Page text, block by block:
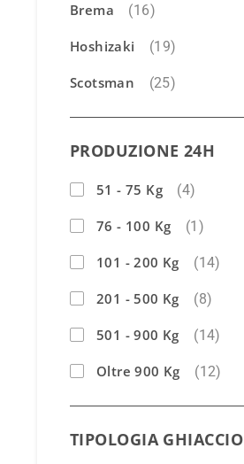
Brema (16)
Hoshizaki (19)
Scotsman (25)
PRODUZIONE 24H
51 - 75 Kg (4)
76 - 100 Kg (1)
101 - 200 Kg (14)
201 - 500 Kg (8)
501 - 900 Kg (14)
Oltre 900 Kg (12)
TIPOLOGIA GHIACCIO